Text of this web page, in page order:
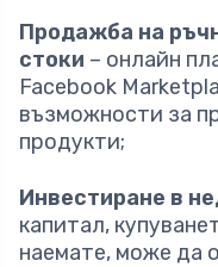
Продажба на
стоки – онлайн
Facebook
възможности за
продукти;
Инвестиране в
капитал,
наемате, може да